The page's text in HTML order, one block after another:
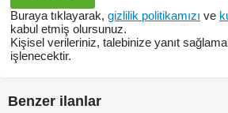
Buraya tıklayarak, gizlilik politikamızı ve
kabul etmiş olursunuz.
Kişisel verileriniz, talebinize yanıt
işlenecektir.
Benzer ilanlar